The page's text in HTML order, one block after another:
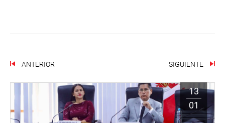
ANTERIOR SIGUIENTE
13
01